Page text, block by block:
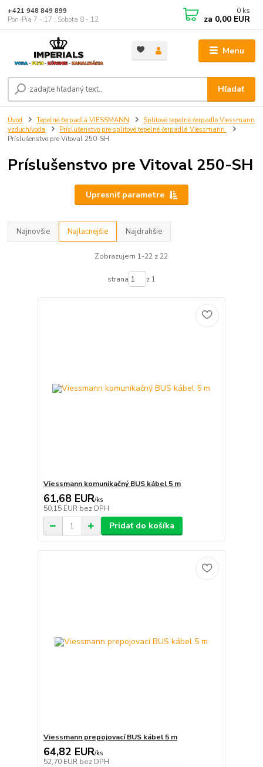
Menu
Hľadať
+421 948 849 899
Pon-Pia 7 - 17 ; Sobota 8 - 12
0 ks
za 0,00 EUR
Úvod Tepelné čerpadlá VIESSMANN
Splitové tepelné čerpadlo Viessmann
vzduch/voda
Príslušenstvo pre splitové tepelné čerpadlá Viessmann
Príslušenstvo pre Vitoval 250-SH
Príslušenstvo pre Vitoval 250-SH
Upresniť parametre
Najnovšie Najlacnejšie Najdrahšie
Zobrazujem 1-22 z 22
strana z 1
Viessmann komunikačný BUS kábel 5 m
61,68 EUR/ks
50,15 EUR bez DPH
Pridať do košíka
Viessmann prepojovací BUS kábel 5 m
64,82 EUR/ks
52,70 EUR bez DPH